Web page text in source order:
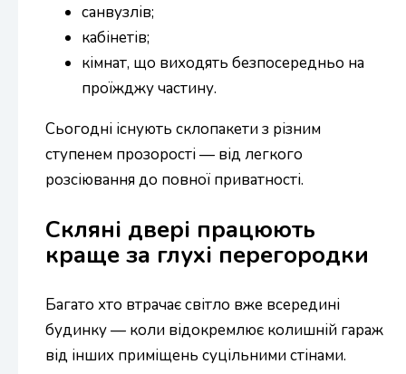
санвузлів;
кабінетів;
кімнат, що виходять безпосередньо на
проїжджу частину.
Сьогодні існують склопакети з різним
ступенем прозорості — від легкого
розсіювання до повної приватності.
Скляні двері працюють
краще за глухі перегородки
Багато хто втрачає світло вже всередині
будинку — коли відокремлює колишній гараж
від інших приміщень суцільними стінами.